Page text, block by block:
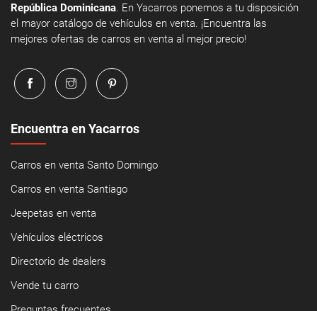
República Dominicana. En Yacarros ponemos a tu disposición
el mayor catálogo de vehículos en venta. ¡Encuentra las
mejores ofertas de carros en venta al mejor precio!
Encuentra en Yacarros
Carros en venta Santo Domingo
Carros en venta Santiago
Jeepetas en venta
Vehículos eléctricos
Directorio de dealers
Vende tu carro